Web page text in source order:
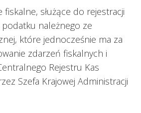
fiskalne, służące do rejestracji
należnego ze
które jednocześnie ma za
zdarzeń fiskalnych i
Rejestru Kas
Szefa Krajowej Administracji